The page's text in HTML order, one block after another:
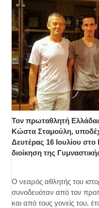
Τον πρωταθλητή
Κώστα Σταμούλη,
Δευτέρας 16 Ιουλίου
διοίκηση της
Ο νεαρός αθλητής του
συνοδευόταν από τον
και από τους γονείς του,